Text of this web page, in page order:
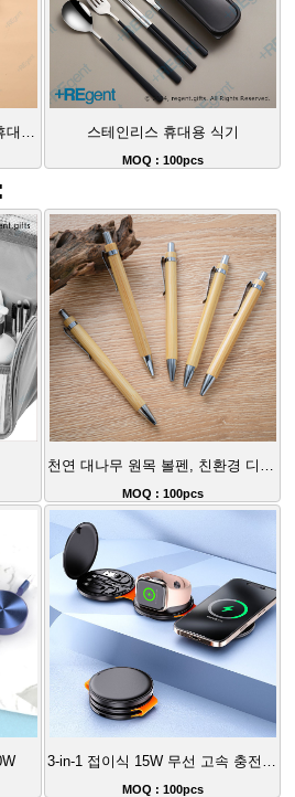
스테인리스 휴대용 식기
MOQ : 100pcs
천연 대나무 원목 볼펜, 친환경 디자인, 로고 인쇄 가능
MOQ : 100pcs
3-in-1 접이식 15W 무선 고속 충전기 + 데이터 케이블
MOQ : 100pcs